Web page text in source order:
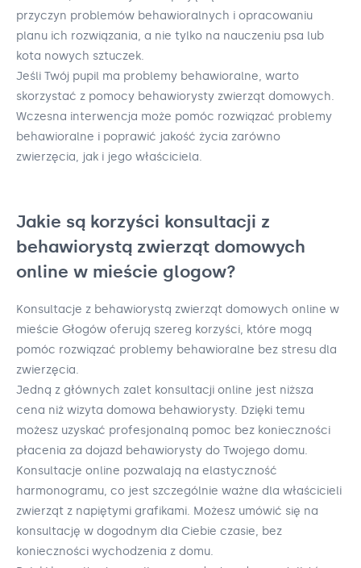
przyczyn problemów behawioralnych i opracowaniu
planu ich rozwiązania, a nie tylko na nauczeniu psa lub
kota nowych sztuczek.
Jeśli Twój pupil ma problemy behawioralne, warto
skorzystać z pomocy behawiorysty zwierząt domowych.
Wczesna interwencja może pomóc rozwiązać problemy
behawioralne i poprawić jakość życia zarówno
zwierzęcia, jak i jego właściciela.
Jakie są korzyści konsultacji z
behawiorystą zwierząt domowych
online w mieście glogow?
Konsultacje z behawiorystą zwierząt domowych online w
mieście Głogów oferują szereg korzyści, które mogą
pomóc rozwiązać problemy behawioralne bez stresu dla
zwierzęcia.
Jedną z głównych zalet konsultacji online jest niższa
cena niż wizyta domowa behawiorysty. Dzięki temu
możesz uzyskać profesjonalną pomoc bez konieczności
płacenia za dojazd behawiorysty do Twojego domu.
Konsultacje online pozwalają na elastyczność
harmonogramu, co jest szczególnie ważne dla właścicieli
zwierząt z napiętymi grafikami. Możesz umówić się na
konsultację w dogodnym dla Ciebie czasie, bez
konieczności wychodzenia z domu.